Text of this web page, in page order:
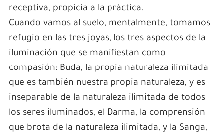
receptiva, propicia a la práctica.
Cuando vamos al suelo, mentalmente, tomamos
refugio en las tres joyas, los tres aspectos de la
iluminación que se manifiestan como
compasión: Buda, la propia naturaleza ilimitada
que es también nuestra propia naturaleza, y es
inseparable de la naturaleza ilimitada de todos
los seres iluminados, el Darma, la comprensión
que brota de la naturaleza ilimitada, y la Sanga,